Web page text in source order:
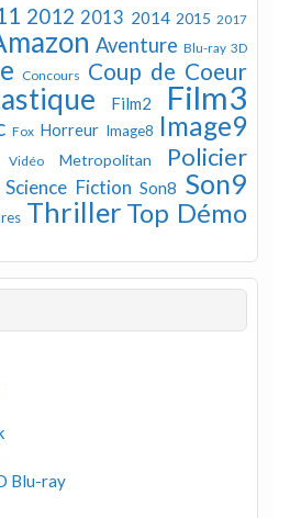
2012 2013 2014 2015 2017
Aventure Blu-ray 3D
Concours Coup de Coeur
Film2 Film3
Fox Horreur Image8 Image9
Metropolitan Policier
Science Fiction Son8 Son9
Thriller Top Démo
Blu-ray